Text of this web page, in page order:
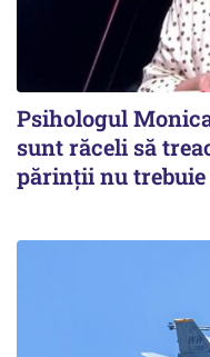
Psihologul
sunt răceli să
părinții nu trebuie